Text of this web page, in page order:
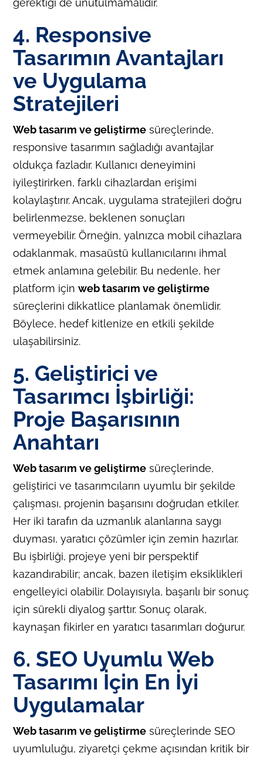
gerektiği de unutulmamalıdır.
4. Responsive
Tasarımın Avantajları
ve Uygulama
Stratejileri
Web tasarım ve geliştirme süreçlerinde,
responsive tasarımın sağladığı avantajlar
oldukça fazladır. Kullanıcı deneyimini
iyileştirirken, farklı cihazlardan erişimi
kolaylaştırır. Ancak, uygulama stratejileri doğru
belirlenmezse, beklenen sonuçları
vermeyebilir. Örneğin, yalnızca mobil cihazlara
odaklanmak, masaüstü kullanıcılarını ihmal
etmek anlamına gelebilir. Bu nedenle, her
platform içinweb tasarım ve geliştirme
süreçlerini dikkatlice planlamak önemlidir.
Böylece, hedef kitlenize en etkili şekilde
ulaşabilirsiniz.
5. Geliştirici ve
Tasarımcı İşbirliği:
Proje Başarısının
Anahtarı
Web tasarım ve geliştirme süreçlerinde,
geliştirici ve tasarımcıların uyumlu bir şekilde
çalışması, projenin başarısını doğrudan etkiler.
Her iki tarafın da uzmanlık alanlarına saygı
duyması, yaratıcı çözümler için zemin hazırlar.
Bu işbirliği, projeye yeni bir perspektif
kazandırabilir; ancak, bazen iletişim eksiklikleri
engelleyici olabilir. Dolayısıyla, başarılı bir sonuç
için sürekli diyalog şarttır. Sonuç olarak,
kaynaşan fikirler en yaratıcı tasarımları doğurur.
6. SEO Uyumlu Web
Tasarımı İçin En İyi
Uygulamalar
Web tasarım ve geliştirme süreçlerinde SEO
uyumluluğu, ziyaretçi çekme açısından kritik bir